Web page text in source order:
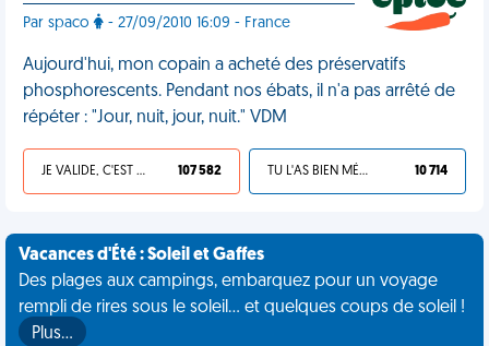
Par spaco - 27/09/2010 16:09 - France
Aujourd'hui, mon copain a acheté des préservatifs
phosphorescents. Pendant nos ébats, il n'a pas arrêté de
répéter : "Jour, nuit, jour, nuit." VDM
JE VALIDE, C'EST UNE VDM 107 582 TU L'AS BIEN MÉRITÉ 10 714
Vacances d'Été : Soleil et Gaffes
Des plages aux campings, embarquez pour un voyage
rempli de rires sous le soleil... et quelques coups de soleil !
Plus…